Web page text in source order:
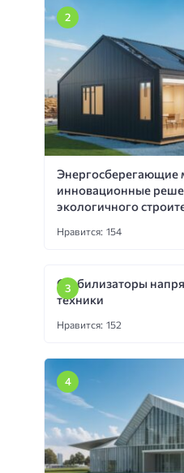
Энергосберегающие
инновационные
экологичного
Нравится: 154
Стабилизаторы
техники
Нравится: 152